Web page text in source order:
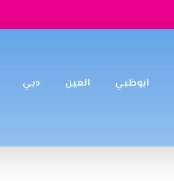
ابوظبي العين دبي